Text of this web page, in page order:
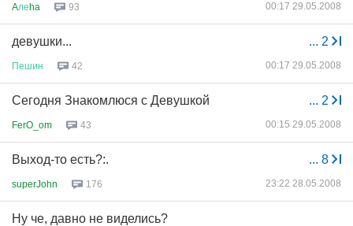
Aлеha 93 00:17 29.05.2008
... 2
девушки...
Пешин 42 00:17 29.05.2008
... 2
Сегодня Знакомлюся с Девушкой
FerO_om 43 00:15 29.05.2008
... 8
Выход-то есть?:.
superJohn 176 23:22 28.05.2008
Ну че, давно не виделись?